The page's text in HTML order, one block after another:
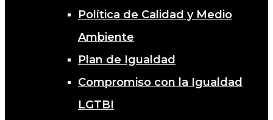
Política de Calidad y Medio
Ambiente
Plan de Igualdad
Compromiso con la Igualdad
LGTBI